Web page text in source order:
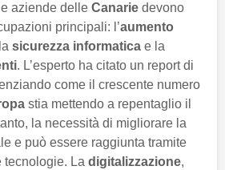
aziende delle Canarie devono
principali: l’aumento
sicurezza informatica e la
. L’esperto ha citato un report di
come il crescente numero
stia mettendo a repentaglio il
la necessità di migliorare la
e può essere raggiunta tramite
tecnologie. La digitalizzazione,